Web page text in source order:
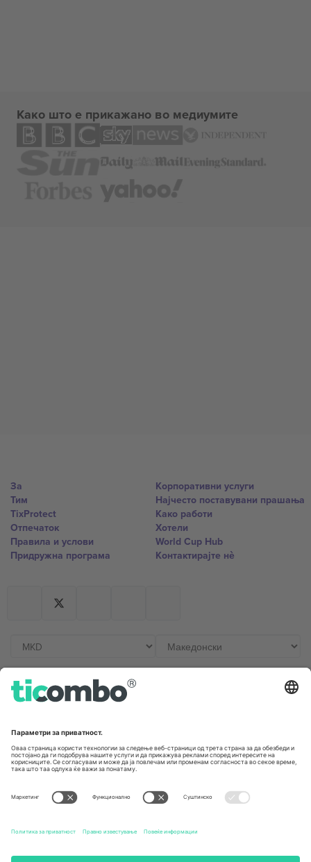
Како што е прикажано во медиумите
За
Тим
TixProtect
Отпечаток
Правила и услови
Придружна програма
Корпоративни услуги
Најчесто поставувани прашања
Како работи
Хотели
World Cup Hub
Контактирајте нѐ
Канцеларии и поддршка
Unter den Linden 24, 10117
Berlin, Germany
167 City Road, London, Greater
London, EC1V 1AW, United
United States
Newark, Delaware 19713, United
States
Engelberg, Switzerland